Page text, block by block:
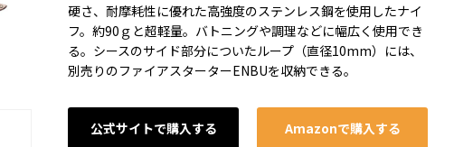
硬さ、耐摩耗性に優れた高強度のステンレス鋼を使用したナイ
フ。約90ｇと超軽量。バトニングや調理などに幅広く使用でき
る。シースのサイド部分についたループ（直径10mm）には、
別売りのファイアスターターENBUを収納できる。
公式サイトで購入する Amazonで購入する